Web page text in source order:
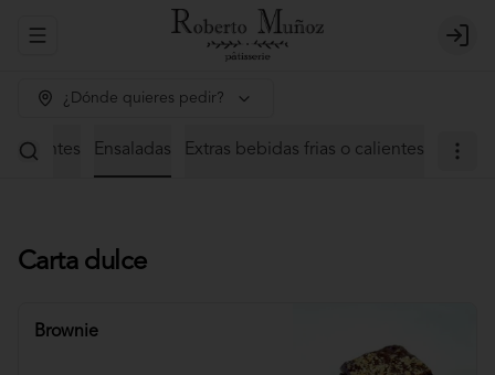
Abrir menu de navegación Login
¿Dónde quieres pedir?
calientes Ensaladas Extras bebidas frias o calientes
Carta dulce
Brownie